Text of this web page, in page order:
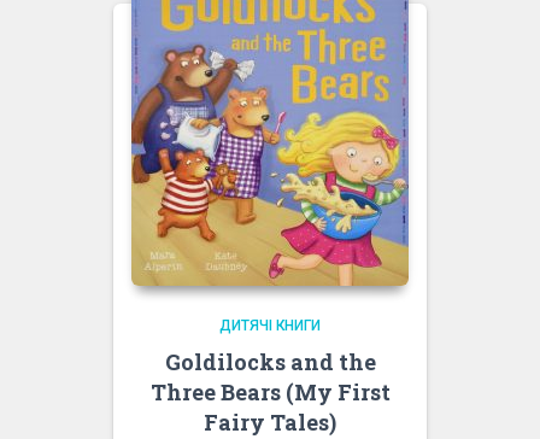
ДИТЯЧІ КНИГИ
Goldilocks and the
Three Bears (My First
Fairy Tales)